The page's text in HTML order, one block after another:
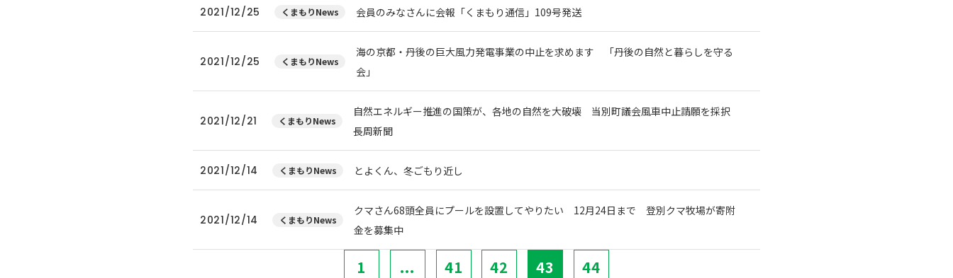
2021/12/25 くまもりNews 会員のみなさんに会報「くまもり通信」109号発送
2021/12/25 くまもりNews
海の京都・丹後の巨大風力発電事業の中止を求めます 「丹後の自然と暮らしを守る
会」
2021/12/21 くまもりNews
自然エネルギー推進の国策が、各地の自然を大破壊 当別町議会風車中止請願を採択
長周新聞
2021/12/14 くまもりNews とよくん、冬ごもり近し
2021/12/14 くまもりNews
クマさん68頭全員にプールを設置してやりたい 12月24日まで 登別クマ牧場が寄附
金を募集中
1 ... 41 42 43 44